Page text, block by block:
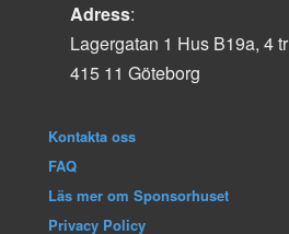
Adress:
Lagergatan 1 Hus B19a, 4 tr
415 11 Göteborg
Kontakta oss
FAQ
Läs mer om Sponsorhuset
Privacy Policy